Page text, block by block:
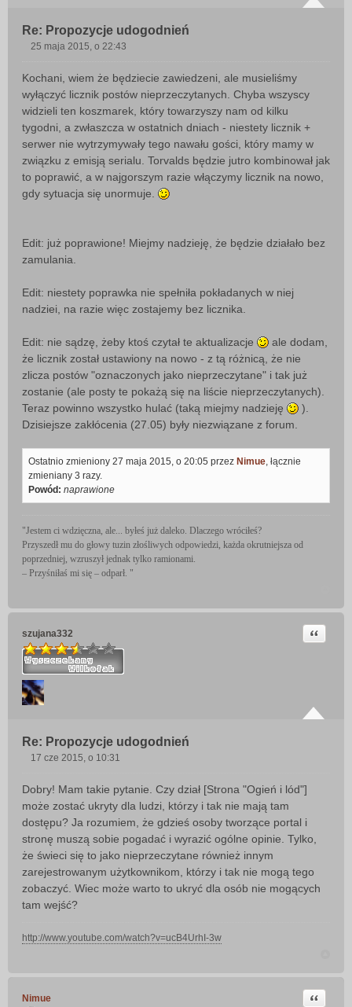
Re: Propozycje udogodnień
s
t
25 maja 2015, o 22:43
Kochani, wiem że będziecie zawiedzeni, ale musieliśmy
wyłączyć licznik postów nieprzeczytanych. Chyba wszyscy
widzieli ten koszmarek, który towarzyszy nam od kilku
tygodni, a zwłaszcza w ostatnich dniach - niestety licznik +
serwer nie wytrzymywały tego nawału gości, który mamy w
związku z emisją serialu. Torvalds będzie jutro kombinował jak
to poprawić, a w najgorszym razie włączymy licznik na nowo,
gdy sytuacja się unormuje.
Edit: już poprawione! Miejmy nadzieję, że będzie działało bez
zamulania.
Edit: niestety poprawka nie spełniła pokładanych w niej
nadziei, na razie więc zostajemy bez licznika.
Edit: nie sądzę, żeby ktoś czytał te aktualizacje
ale dodam,
że licznik został ustawiony na nowo - z tą różnicą, że nie
zlicza postów "oznaczonych jako nieprzeczytane" i tak już
zostanie (ale posty te pokażą się na liście nieprzeczytanych).
Teraz powinno wszystko hulać (taką miejmy nadzieję
).
Dzisiejsze zakłócenia (27.05) były niezwiązane z forum.
Ostatnio zmieniony 27 maja 2015, o 20:05 przez Nimue, łącznie
zmieniany 3 razy.
Powód: naprawione
"Jestem ci wdzięczna, ale... byłeś już daleko. Dlaczego wróciłeś?
Przyszedł mu do głowy tuzin złośliwych odpowiedzi, każda okrutniejsza od
poprzedniej, wzruszył jednak tylko ramionami.
– Przyśniłaś mi się – odparł. "
szujana332
Re: Propozycje udogodnień
Cytuj
s
t
17 cze 2015, o 10:31
Dobry! Mam takie pytanie. Czy dział [Strona "Ogień i lód"]
może zostać ukryty dla ludzi, którzy i tak nie mają tam
dostępu? Ja rozumiem, że gdzieś osoby tworzące portal i
stronę muszą sobie pogadać i wyrazić ogólne opinie. Tylko,
że świeci się to jako nieprzeczytane również innym
zarejestrowanym użytkownikom, którzy i tak nie mogą tego
zobaczyć. Wiec może warto to ukryć dla osób nie mogących
tam wejść?
http://www.youtube.com/watch?v=ucB4UrhI-3w
Nimue Cytuj